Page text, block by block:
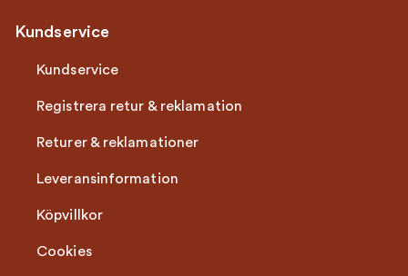
Kundservice
Kundservice
Registrera retur & reklamation
Returer & reklamationer
Leveransinformation
Köpvillkor
Cookies